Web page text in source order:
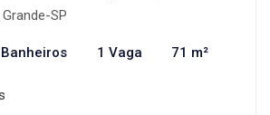
SP
1 Vaga 71 m²